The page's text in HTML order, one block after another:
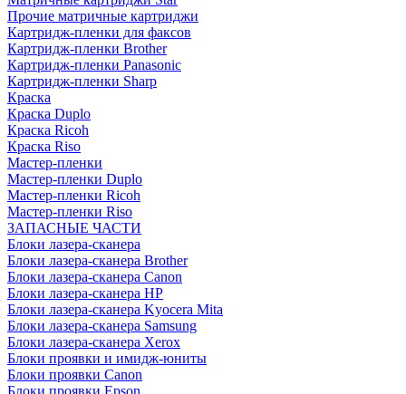
Прочие матричные картриджи
Картридж-пленки для факсов
Картридж-пленки Brother
Картридж-пленки Panasonic
Картридж-пленки Sharp
Краска
Краска Duplo
Краска Ricoh
Краска Riso
Мастер-пленки
Мастер-пленки Duplo
Мастер-пленки Ricoh
Мастер-пленки Riso
ЗАПАСНЫЕ ЧАСТИ
Блоки лазера-сканера
Блоки лазера-сканера Brother
Блоки лазера-сканера Canon
Блоки лазера-сканера HP
Блоки лазера-сканера Kyocera Mita
Блоки лазера-сканера Samsung
Блоки лазера-сканера Xerox
Блоки проявки и имидж-юниты
Блоки проявки Canon
Блоки проявки Epson